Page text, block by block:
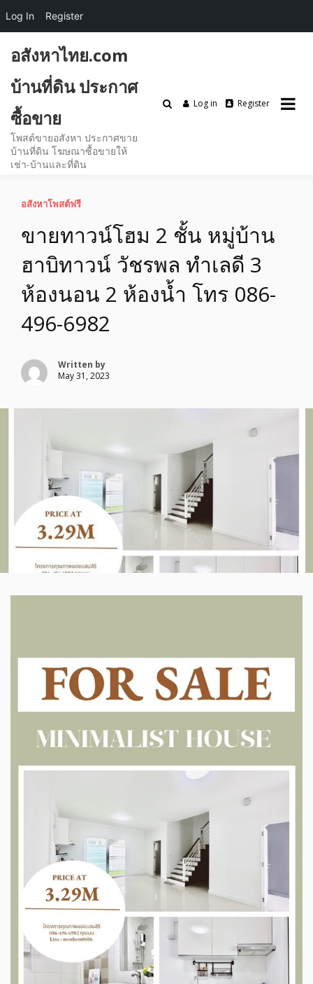
content
อสังหาไทย.com
บ้านที่ดิน ประกาศ
ซื้อขาย
โพสต์ขายอสังหา ประกาศขาย
บ้านที่ดิน โฆษณาซื้อขายให้
เช่า-บ้านและที่ดิน
Log in Register
อสังหาโพสต์ฟรี
ขายทาวน์โฮม 2 ชั้น หมู่บ้าน
ฮาบิทาวน์ วัชรพล ทำเลดี 3
ห้องนอน 2 ห้องน้ำ โทร 086-
496-6982
Written by
May 31, 2023
Log In Register